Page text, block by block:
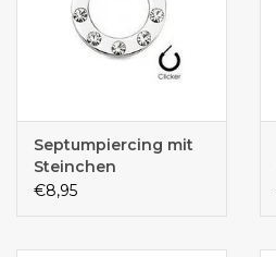
Septumpiercing mit
Steinchen
€8,95